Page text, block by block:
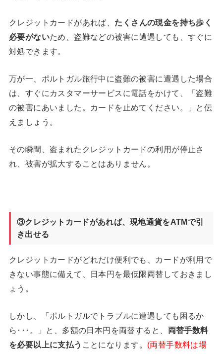
クレジットカードがあれば、 たくさんの現金を持ち歩く
必要がないため、盗難などの被害に遭遇しても、すぐに
対処できます。
万が一、ポルトガル旅行中に盗難の被害に遭遇した場合
は、すぐにカスタマーサービスに電話をかけて、「盗難
の被害にあいました。カードを止めてください。」と伝
えましょう。
その瞬間、盗まれたクレジットカードの利用が停止さ
れ、被害が拡大することはありません。
③クレジットカードがあれば、現地通貨をATMで引
き出せる
クレジットカードがどれだけ便利でも、カードが利用で
きない事態に備えて、日本円を最低限両替しておきまし
ょう。
しかし、「ポルトガルでトラブルに遭遇しても困るか
ら･･･。」と、多額の日本円を両替すると、 両替手数料
を必要以上に支払う ことになります。 (両替手数料は場